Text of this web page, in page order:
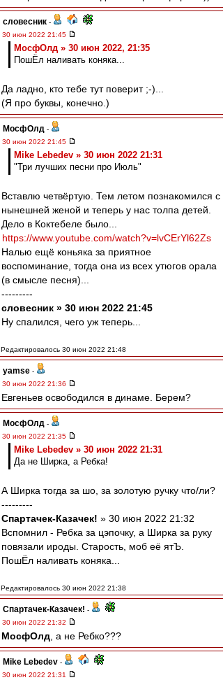
словесник -
30 июн 2022 21:45
МосфОлд » 30 июн 2022, 21:35
ПошЁл наливать коняка...
Да ладно, кто тебе тут поверит ;-)...
(Я про буквы, конечно.)
МосфОлд -
30 июн 2022 21:45
Mike Lebedev » 30 июн 2022 21:31
"Три лучших песни про Июль"
Вставлю четвёртую. Тем летом познакомился с
нынешней женой и теперь у нас толпа детей.
Дело в Коктебеле было...
https://www.youtube.com/watch?v=lvCErYl62Zs
Налью ещё коньяка за приятное
воспоминание, тогда она из всех утюгов орала
(в смысле песня)...
---------
словесник » 30 июн 2022 21:45
Ну спалился, чего уж теперь...
Редактировалось 30 июн 2022 21:48
yamse -
30 июн 2022 21:36
Евгеньев освободился в динаме. Берем?
МосфОлд -
30 июн 2022 21:35
Mike Lebedev » 30 июн 2022 21:31
Да не Ширка, а Ребка!
А Ширка тогда за шо, за золотую ручку что/ли?
---------
Спартачек-Казачек! » 30 июн 2022 21:32
Вспомнил - Ребка за цэпочку, а Ширка за руку
повязали ироды. Старость, моб её ятЪ.
ПошЁл наливать коняка...
Редактировалось 30 июн 2022 21:38
Спартачек-Казачек! -
30 июн 2022 21:32
МосфОлд , а не Ребко???
Mike Lebedev -
30 июн 2022 21:31